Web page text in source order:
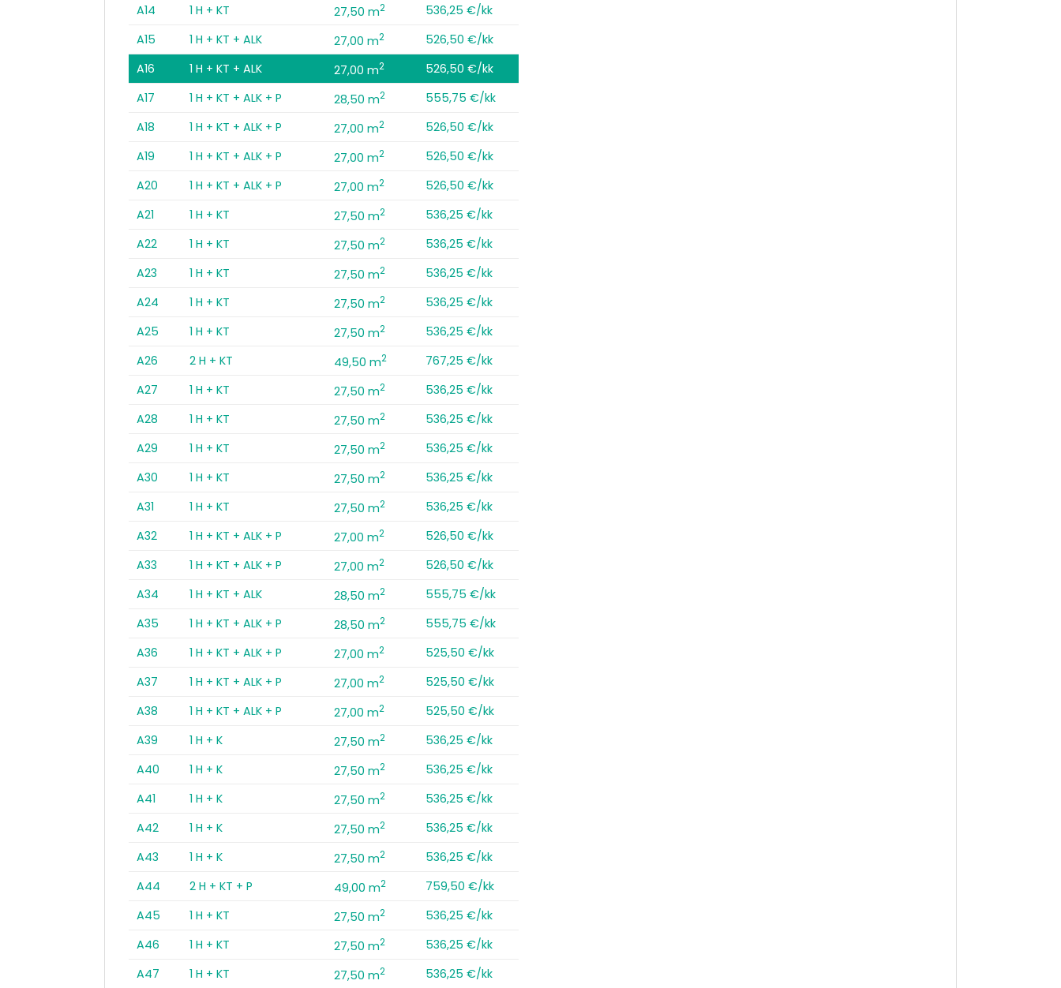
A14
1 H + KT 27,50 m2
536,25 €/kk
A15
1 H + KT + ALK 27,00 m2
526,50 €/kk
A16
1 H + KT + ALK 27,00 m2
526,50 €/kk
A17
1 H + KT + ALK + P 28,50 m2
555,75 €/kk
A18
1 H + KT + ALK + P 27,00 m2
526,50 €/kk
A19
1 H + KT + ALK + P 27,00 m2
526,50 €/kk
A20
1 H + KT + ALK + P 27,00 m2
526,50 €/kk
A21
1 H + KT 27,50 m2
536,25 €/kk
A22
1 H + KT 27,50 m2
536,25 €/kk
A23
1 H + KT 27,50 m2
536,25 €/kk
A24
1 H + KT 27,50 m2
536,25 €/kk
A25
1 H + KT 27,50 m2
536,25 €/kk
A26
2 H + KT 49,50 m2
767,25 €/kk
A27
1 H + KT 27,50 m2
536,25 €/kk
A28
1 H + KT 27,50 m2
536,25 €/kk
A29
1 H + KT 27,50 m2
536,25 €/kk
A30
1 H + KT 27,50 m2
536,25 €/kk
A31
1 H + KT 27,50 m2
536,25 €/kk
A32
1 H + KT + ALK + P 27,00 m2
526,50 €/kk
A33
1 H + KT + ALK + P 27,00 m2
526,50 €/kk
A34
1 H + KT + ALK 28,50 m2
555,75 €/kk
A35
1 H + KT + ALK + P 28,50 m2
555,75 €/kk
A36
1 H + KT + ALK + P 27,00 m2
525,50 €/kk
A37
1 H + KT + ALK + P 27,00 m2
525,50 €/kk
A38
1 H + KT + ALK + P 27,00 m2
525,50 €/kk
A39
1 H + K 27,50 m2
536,25 €/kk
A40
1 H + K 27,50 m2
536,25 €/kk
A41
1 H + K 27,50 m2
536,25 €/kk
A42
1 H + K 27,50 m2
536,25 €/kk
A43
1 H + K 27,50 m2
536,25 €/kk
A44
2 H + KT + P 49,00 m2
759,50 €/kk
A45
1 H + KT 27,50 m2
536,25 €/kk
A46
1 H + KT 27,50 m2
536,25 €/kk
A47
1 H + KT 27,50 m2
536,25 €/kk